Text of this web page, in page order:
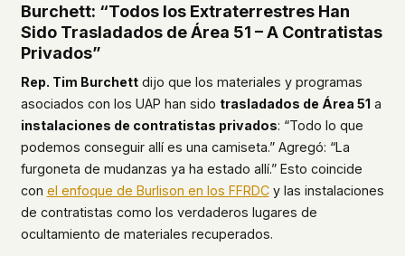
Burchett: “Todos los Extraterrestres Han
Sido Trasladados de Área 51 – A Contratistas
Privados”
Rep. Tim Burchettdijo que los materiales y programas
asociados con los UAP han sido trasladados de Área 51a
instalaciones de contratistas privados: “Todo lo que
podemos conseguir allí es una camiseta.” Agregó: “La
furgoneta de mudanzas ya ha estado allí.” Esto coincide
con el enfoque de Burlison en los FFRDCy las instalaciones
de contratistas como los verdaderos lugares de
ocultamiento de materiales recuperados.